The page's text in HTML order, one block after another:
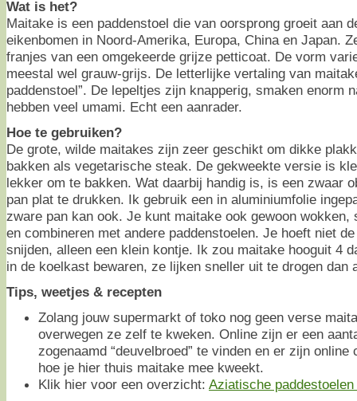
Wat is het?
Maitake is een paddenstoel die van oorsprong groeit aan
eikenbomen in Noord-Amerika, Europa, China en Japan.
franjes van een omgekeerde grijze petticoat. De vorm
meestal wel grauw-grijs. De letterlijke vertaling van
paddenstoel”. De lepeltjes zijn knapperig, smaken enorm
hebben veel umami. Echt een aanrader.
Hoe te gebruiken?
De grote, wilde maitakes zijn zeer geschikt om dikke
bakken als vegetarische steak. De gekweekte versie is
lekker om te bakken. Wat daarbij handig is, is een zwaar
pan plat te drukken. Ik gebruik een in aluminiumfolie
zware pan kan ook. Je kunt maitake ook gewoon wokken,
en combineren met andere paddenstoelen. Je hoeft niet
snijden, alleen een klein kontje. Ik zou maitake hooguit 4
in de koelkast bewaren, ze lijken sneller uit te drogen dan
Tips, weetjes & recepten
Zolang jouw supermarkt of toko nog geen verse
overwegen ze zelf te kweken. Online zijn er een
zogenaamd “deuvelbroed” te vinden en er zijn
hoe je hier thuis maitake mee kweekt.
Klik hier voor een overzicht: Aziatische